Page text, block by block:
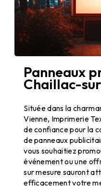
Panneaux
Chaillac-
Située dans la
Vienne, Imprimerie
de confiance pour la
de panneaux
vous souhaitiez
événement ou une
sur mesure sauront
efficacement votre